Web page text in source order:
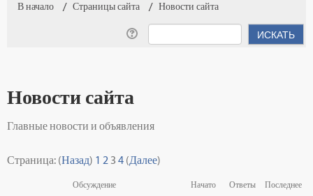
В начало → Страницы сайта → Новости сайта
Новости сайта
Главные новости и объявления
Страница: (Назад) 1 2 3 4 (Далее)
Обсуждение Начато Ответы
Последнее